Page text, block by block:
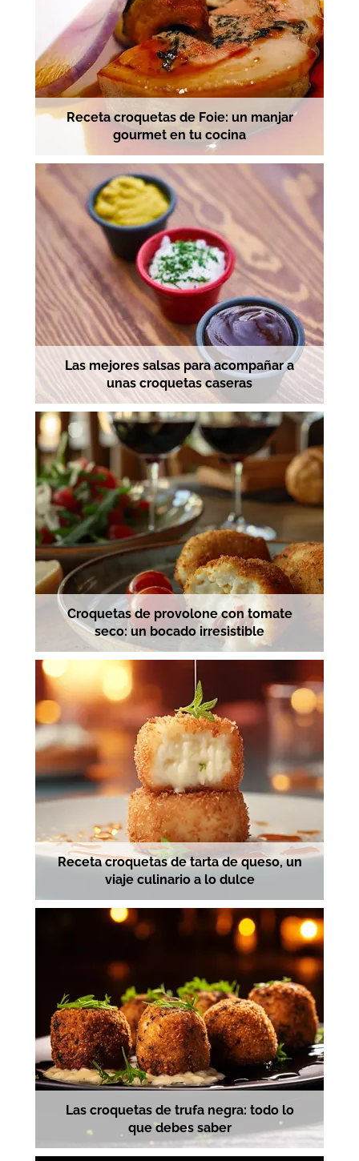
Receta croquetas de Foie: un manjar
gourmet en tu cocina
Las mejores salsas para acompañar a
unas croquetas caseras
Croquetas de provolone con tomate
seco: un bocado irresistible
Receta croquetas de tarta de queso, un
viaje culinario a lo dulce
Las croquetas de trufa negra: todo lo
que debes saber